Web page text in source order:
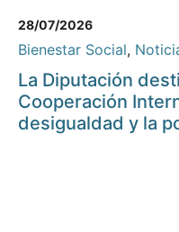
28/07/2026
Bienestar Social,
La Diputación
Cooperación
desigualdad y la